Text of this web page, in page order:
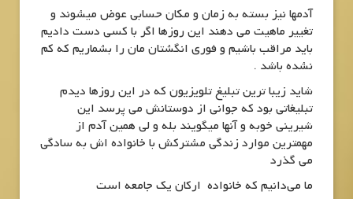
آدمها نیز بسته به زمان و مکان حسابی عوض میشوند و
تغییر ماهیت می دهند این روزها اگر با کسی دست دادیم
باید مراقب باشیم و فوری انگشتان مان را بشماریم که کم
نشده باشد .
شاید زیبا ترین تبلیغ تلویزیون که در این روزها دیدم
تبلیغاتی بود که جوانی از دوستانش می پرسد این
شیرینی خوبه و آنها میگویند بله و لی همین آدم از
مهمترین موارد زندگی مشترکش با خانواده اش به سادگی
می گذرد
ما می‌دانیم که خانواده ارکان یک جامعه است